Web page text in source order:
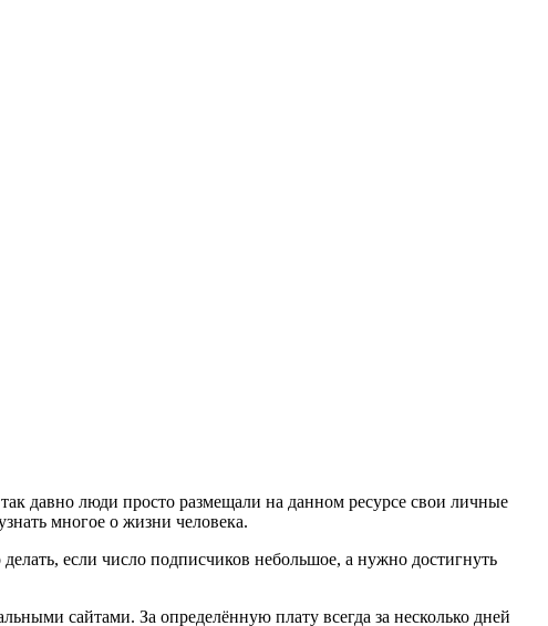
давно люди просто размещали на данном ресурсе свои личные
многое о жизни человека.
если число подписчиков небольшое, а нужно достигнуть
сайтами. За определённую плату всегда за несколько дней